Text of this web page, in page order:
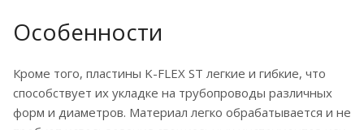
Особенности
Кроме того, пластины K-FLEX ST легкие и гибкие, что
способствует их укладке на трубопроводы различных
форм и диаметров. Материал легко обрабатывается и не